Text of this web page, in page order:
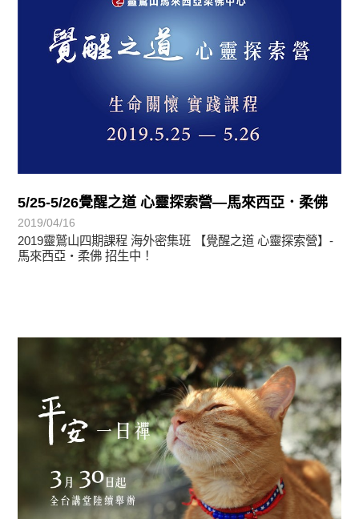
5/25-5/26覺醒之道 心靈探索營—馬來西亞．柔佛
2019/04/16
2019靈鷲山四期課程 海外密集班 【覺醒之道 心靈探索營】-
馬來西亞‧柔佛 招生中！
最新消息